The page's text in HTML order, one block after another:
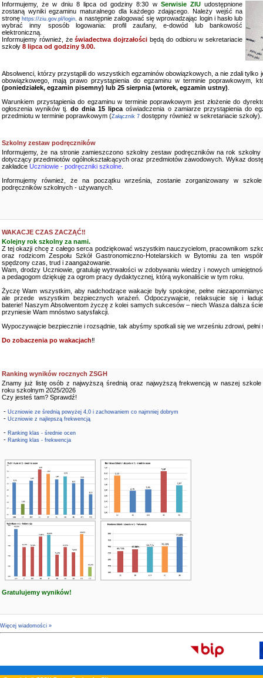
Informujemy, że w dniu 8 lipca od godziny 8:30 w Serwisie ZIU udostępnione
zostaną wyniki egzaminu maturalnego dla każdego zdającego. Należy wejść na
stronęhttps://ziu.gov.pl/login, a następnie zalogować się wprowadzając login i hasło lub
wybrać inny sposób logowania: profil zaufany, e-dowód lub bankowość
elektroniczną.
Informujemy również, żeświadectwa dojrzałości będą do odbioru w sekretariacie
szkoły 8 lipca od godziny 9.00.
Absolwenci, którzy przystąpili do wszystkich egzaminów obowiązkowych, a nie zdali tylko
obowiązkowego, mają prawo przystąpienia do egzaminu w terminie poprawkowym,
(poniedziałek, egzamin pisemny) lub 25 sierpnia (wtorek, egzamin ustny)
Warunkiem przystąpienia do egzaminu w terminie poprawkowym jest złożenie do
ogłoszenia wyników tj.do dnia 15 lipca oświadczenia o zamiarze przystąpienia do
przedmiotu w terminie poprawkowym (Załącznik 7 dostępny również w sekretariacie szkoły).
Szkolny zestaw podręczników
Informujemy, że na stronie zamieszczono szkolny zestaw podręczników na rok szkolny
dotyczący przedmiotów ogólnokształcących oraz przedmiotów zawodowych. Wykaz
zakładce Uczniowie - podręczniki szkolne
Informujemy również, że na początku września, zostanie zorganizowany w
podręczników szkolnych - używanych.
WAKACJE CZAS ZACZĄĆ‼️
Kolejny rok szkolny za nami.
Z tej okazji chcę z całego serca podziękować wszystkim nauczycielom, pracownikom
oraz rodzicom Zespołu Szkół Gastronomiczno-Hotelarskich w Bytomiu za ten
spędzony czas, trud i zaangażowanie.
Wam, drodzy Uczniowie, gratuluję wytrwałości w zdobywaniu wiedzy i nowych
a pedagogom dziękuję za ogrom pracy dydaktycznej, którą wykonaliście w tym roku.
Życzę Wam wszystkim, aby nadchodzące wakacje były spokojne, pełne
ale przede wszystkim bezpiecznych wrażeń. Odpoczywajcie, relaksujcie się i
baterie! Naszym Absolwentom życzę z kolei samych sukcesów – niech Wasza dalsza
przyniesie Wam mnóstwo satysfakcji.
Wypoczywajcie bezpiecznie i rozsądnie, tak abyśmy spotkali się we wrześniu zdrowi, pełni
Do zobaczenia po wakacjach‼️
Ranking wyników rocznych ZSGH
Znamy już listę osób z najwyższą średnią oraz najwyższą frekwencją w naszej szkole
roku szkolnym 2025/2026
Czy jesteś tam? Sprawdź!
- Uczniowie ze średnią powyżej 4,0 i zachowaniem co najmniej dobrym
- Uczniowie z najlepszą frekwencją
- Ranking klas - średnie ocen
- Ranking klas - frekwencja
Gratulujemy wyników!
Więcej wiadomości »